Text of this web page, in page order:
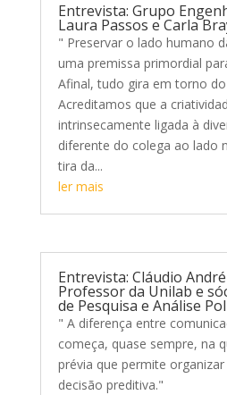
Entrevista: Grupo
Laura Passos e Carla
" Preservar o lado humano
uma premissa primordial
Afinal, tudo gira em torno
Acreditamos que a
intrinsecamente ligada à
diferente do colega ao lado
tira da...
ler mais
Entrevista: Cláudio
Professor da Unilab e
de Pesquisa e Análise
" A diferença entre
começa, quase sempre, na
prévia que permite
decisão